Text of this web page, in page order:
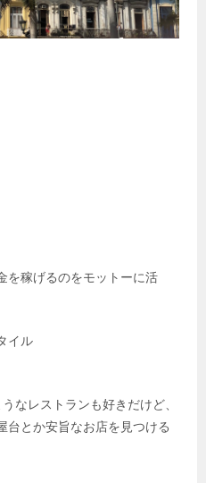
を稼げるのをモットーに活
イル
なレストランも好きだけど、
台とか安旨なお店を見つける